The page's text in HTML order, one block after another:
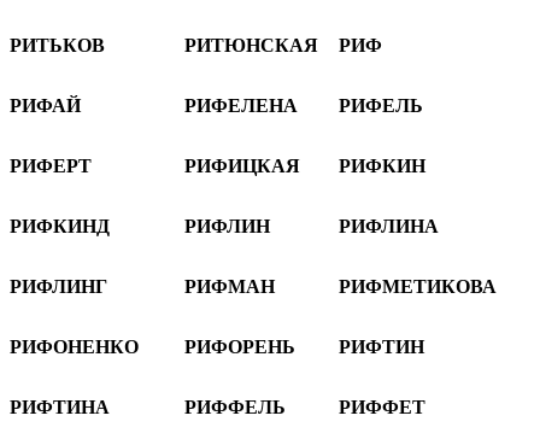
РИТЬКОВ РИТЮНСКАЯ РИФ
РИФАЙ РИФЕЛЕНА РИФЕЛЬ
РИФЕРТ РИФИЦКАЯ РИФКИН
РИФКИНД РИФЛИН РИФЛИНА
РИФЛИНГ РИФМАН РИФМЕТИКОВА
РИФОНЕНКО РИФОРЕНЬ РИФТИН
РИФТИНА РИФФЕЛЬ РИФФЕТ